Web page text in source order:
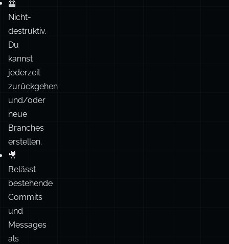
kannst
jederzeit
zurückgehen
und/oder
neue
Branches
erstellen.
🎥
Belässt
bestehende
Commits
und
Messages
als
Ganzes,
was
zu